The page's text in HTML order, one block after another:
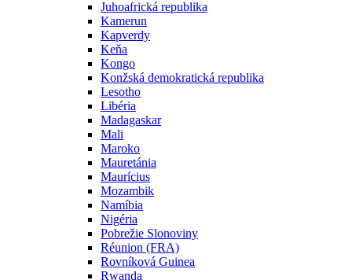
Juhoafrická republika
Kamerun
Kapverdy
Keňa
Kongo
Konžská demokratická republika
Lesotho
Libéria
Madagaskar
Mali
Maroko
Mauretánia
Maurícius
Mozambik
Namíbia
Nigéria
Pobrežie Slonoviny
Réunion (FRA)
Rovníková Guinea
Rwanda